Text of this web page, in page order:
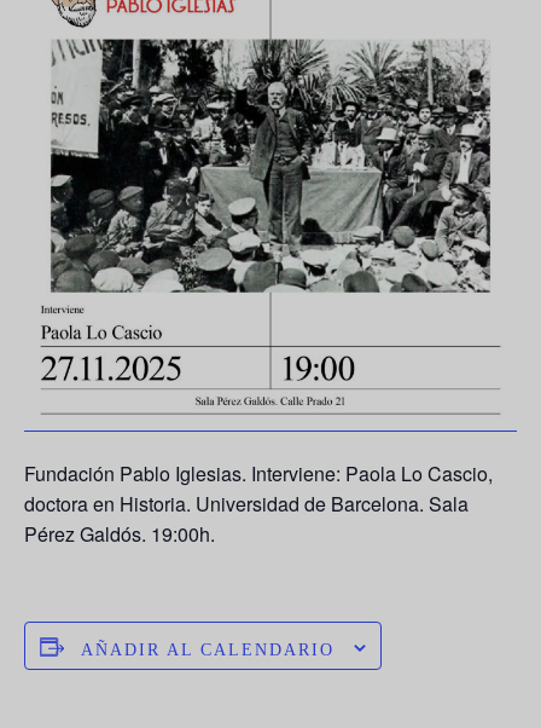
Fundación Pablo Iglesias. Interviene: Paola Lo Cascio,
doctora en Historia. Universidad de Barcelona. Sala
Pérez Galdós. 19:00h.
AÑADIR AL CALENDARIO